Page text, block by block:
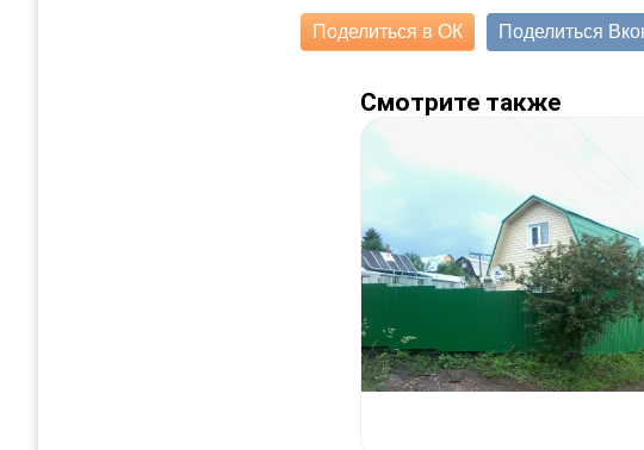
Поделиться в ОК Поделиться
Смотрите также